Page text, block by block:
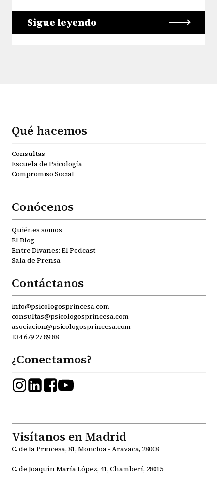
Sigue leyendo
Qué hacemos
Consultas
Escuela de Psicología
Compromiso Social
Conócenos
Quiénes somos
El Blog
Entre Divanes: El Podcast
Sala de Prensa
Contáctanos
info@psicologosprincesa.com
consultas@psicologosprincesa.com
asociacion@psicologosprincesa.com
+34 679 27 89 88
¿Conectamos?
Visítanos en Madrid
C. de la Princesa, 81, Moncloa - Aravaca, 28008
C. de Joaquín María López, 41, Chamberí, 28015